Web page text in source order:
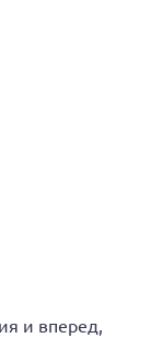
и вперед,